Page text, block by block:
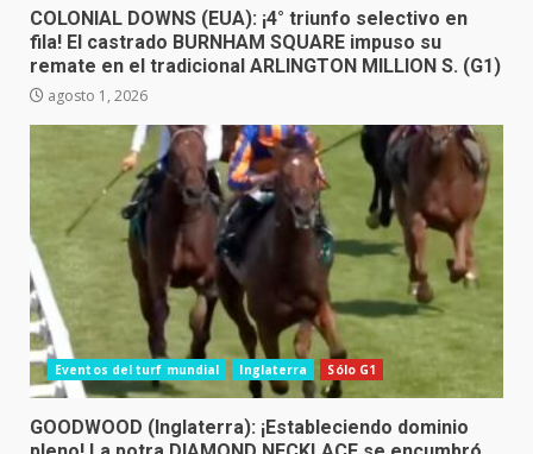
COLONIAL DOWNS (EUA): ¡4° triunfo selectivo en
fila! El castrado BURNHAM SQUARE impuso su
remate en el tradicional ARLINGTON MILLION S. (G1)
agosto 1, 2026
Eventos del turf mundial Inglaterra Sólo G1
GOODWOOD (Inglaterra): ¡Estableciendo dominio